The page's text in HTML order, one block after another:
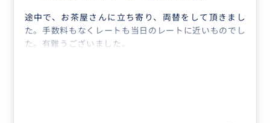
途中で、お茶屋さんに立ち寄り、両替をして頂きまし
た。手数料もなくレートも当日のレートに近いものでし
た。有難うございました。